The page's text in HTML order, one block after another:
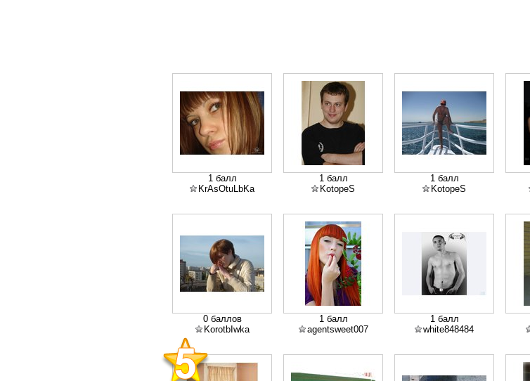
1 балл
KrAsOtuLbKa
1 балл
KotopeS
1 балл
KotopeS
0 баллов
KorotbIwka
1 балл
agentsweet007
1 балл
white848484